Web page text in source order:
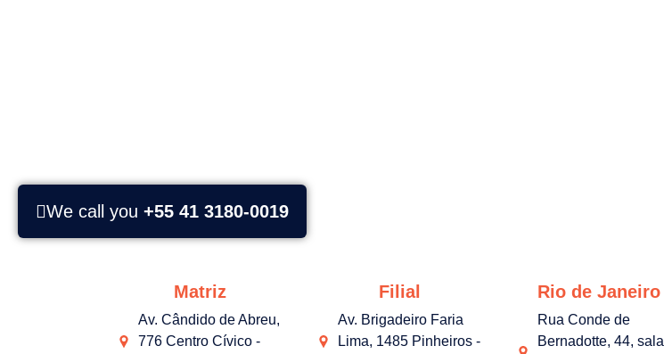
We call you +55 41 3180-0019
Matriz
Av. Cândido de Abreu,
776 Centro Cívico -
Filial
Av. Brigadeiro Faria
Lima, 1485 Pinheiros -
Rio de Janeiro
Rua Conde de
Bernadotte, 44, sala